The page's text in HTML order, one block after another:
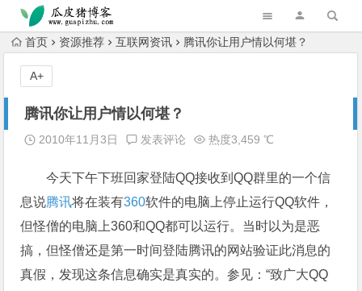
跳转到主内容
首页 资源推荐 互联网资讯 腾讯你让用户情以何堪？
腾讯你让用户情以何堪？
2010年11月3日 发表评论 热度3,459 ℃
今天下午下班回家登陆QQ接收到QQ群里的一个信
息说腾讯将在装有360软件的电脑上停止运行QQ软件，
但怪僧的电脑上360和QQ都可以运行。当时以为是恶
搞，但怪僧还是第一时间登陆腾讯的网站验证此消息的
真假，发现这条信息确实是真实的。参见：“致广大QQ
A+